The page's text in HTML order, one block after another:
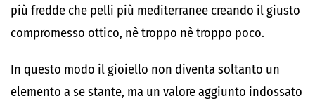
più fredde che pelli più mediterranee creando il giusto
compromesso ottico, nè troppo nè troppo poco.
In questo modo il gioiello non diventa soltanto un
elemento a se stante, ma un valore aggiunto indossato